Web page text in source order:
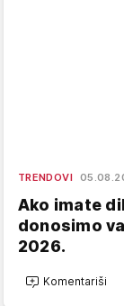
TRENDOVI
Ako imate
donosimo
2026.
Komentariši